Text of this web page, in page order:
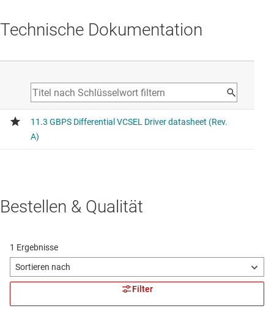
Technische Dokumentation
Bestellen & Qualität